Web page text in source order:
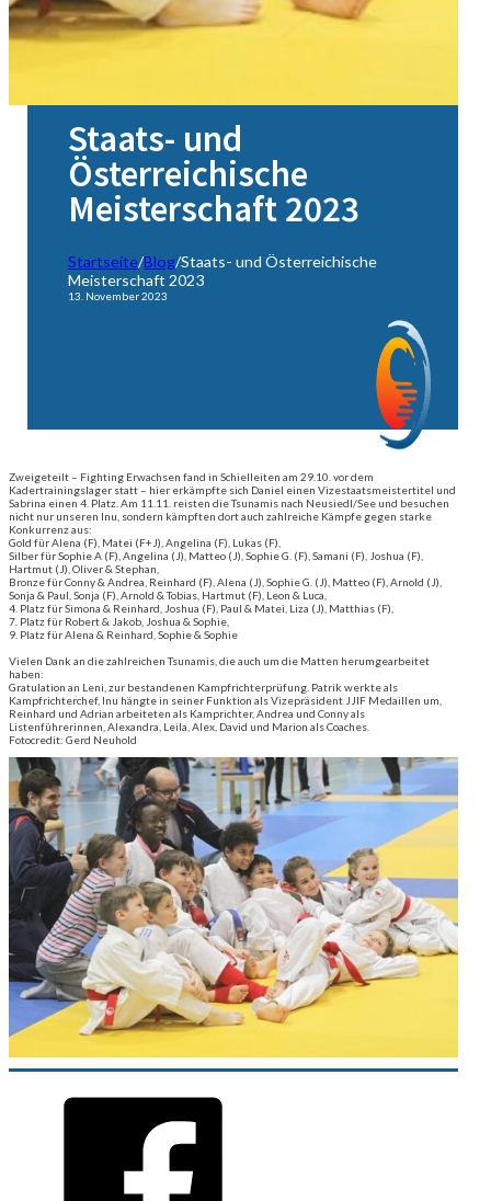
Staats- und
Österreichische
Meisterschaft 2023
Startseite/Blog/Staats- und Österreichische
Meisterschaft 2023
13. November 2023
Zweigeteilt – Fighting Erwachsen fand in Schielleiten am 29.10. vor dem
Kadertrainingslager statt – hier erkämpfte sich Daniel einen Vizestaatsmeistertitel und
Sabrina einen 4. Platz. Am 11.11. reisten die Tsunamis nach Neusiedl/See und besuchen
nicht nur unseren Inu, sondern kämpften dort auch zahlreiche Kämpfe gegen starke
Konkurrenz aus:
Gold für Alena (F), Matei (F+J), Angelina (F), Lukas (F),
Silber für Sophie A (F), Angelina (J), Matteo (J), Sophie G. (F), Samani (F), Joshua (F),
Hartmut (J), Oliver & Stephan,
Bronze für Conny & Andrea, Reinhard (F), Alena (J), Sophie G. (J), Matteo (F), Arnold (J),
Sonja & Paul, Sonja (F), Arnold & Tobias, Hartmut (F), Leon & Luca,
4. Platz für Simona & Reinhard, Joshua (F), Paul & Matei, Liza (J), Matthias (F),
7. Platz für Robert & Jakob, Joshua & Sophie,
9. Platz für Alena & Reinhard, Sophie & Sophie
Vielen Dank an die zahlreichen Tsunamis, die auch um die Matten herumgearbeitet
haben:
Gratulation an Leni, zur bestandenen Kampfrichterprüfung. Patrik werkte als
Kampfrichterchef, Inu hängte in seiner Funktion als Vizepräsident JJIF Medaillen um,
Reinhard und Adrian arbeiteten als Kamprichter, Andrea und Conny als
Listenführerinnen, Alexandra, Leila, Alex, David und Marion als Coaches.
Fotocredit: Gerd Neuhold